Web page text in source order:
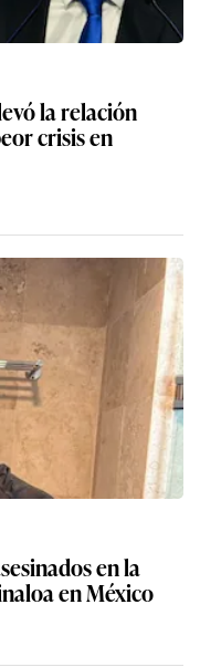
la relación
crisis en
en la
en México